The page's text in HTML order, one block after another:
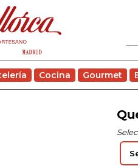
Cocina Gourmet